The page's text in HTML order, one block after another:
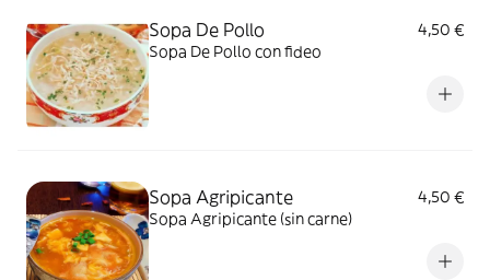
Sopa De Pollo
4,50 €
Sopa De Pollo con fideo
Sopa Agripicante
4,50 €
Sopa Agripicante (sin carne)